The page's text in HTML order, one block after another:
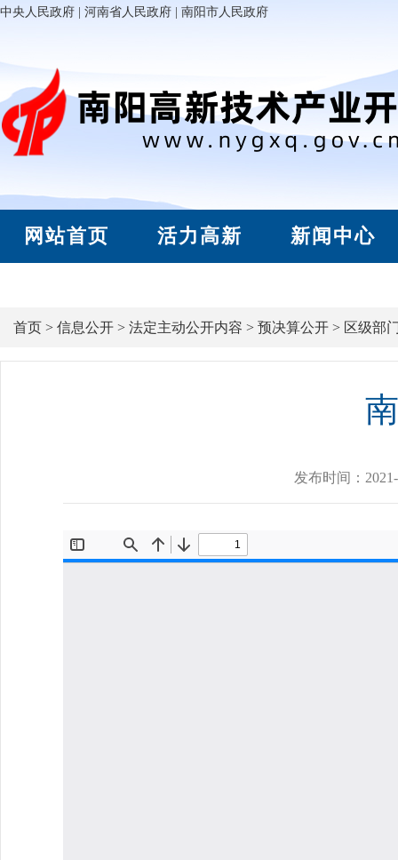
中央人民政府 河南省人民政府 南阳市人民政府
网站首页 活力高新 新闻中心
首页 > 信息公开 > 法定主动公开内容 > 预决算公开 > 区级部
发布时间：